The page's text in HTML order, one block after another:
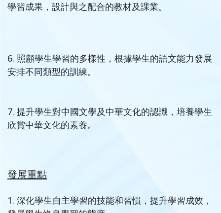
學習成果，設計與之配合的教材及課業。
6. 照顧學生學習的多樣性，根據學生的語文能力發展
安排不同類型的訓練。
7. 提升學生對中國文學及中華文化的認識，培養學生
欣賞中華文化的素養。
發展重點
1. 深化學生自主學習的技能和習慣，提升學習成效，